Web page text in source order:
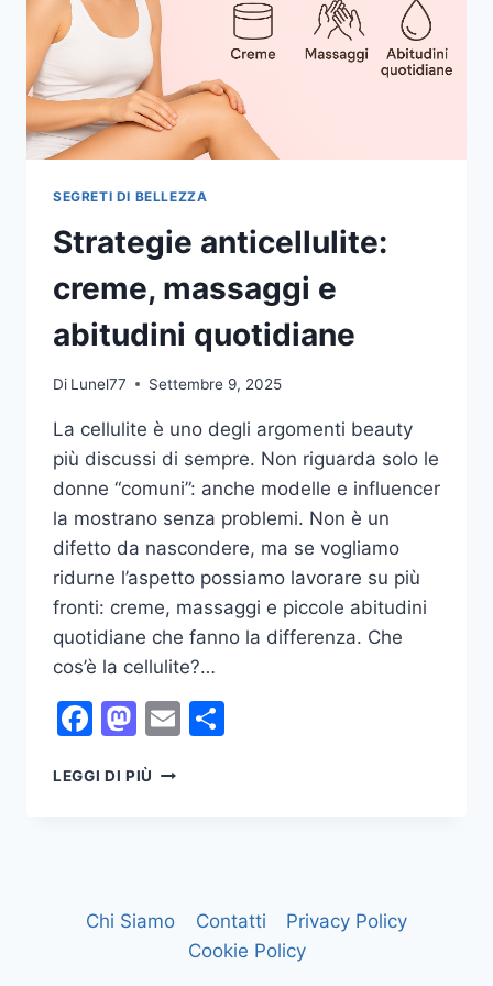
SEGRETI DI BELLEZZA
Strategie anticellulite:
creme, massaggi e
abitudini quotidiane
Di Lunel77 Settembre 9, 2025
La cellulite è uno degli argomenti beauty
più discussi di sempre. Non riguarda solo le
donne “comuni”: anche modelle e influencer
la mostrano senza problemi. Non è un
difetto da nascondere, ma se vogliamo
ridurne l’aspetto possiamo lavorare su più
fronti: creme, massaggi e piccole abitudini
quotidiane che fanno la differenza. Che
cos’è la cellulite?…
Facebook
Mastodon
Email
LEGGI DI PIÙ STRATEGIE
Chi Siamo Contatti
Privacy Policy
Cookie Policy